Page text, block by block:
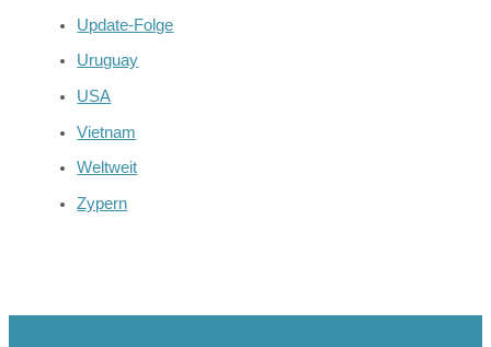
Update-Folge
Uruguay
USA
Vietnam
Weltweit
Zypern